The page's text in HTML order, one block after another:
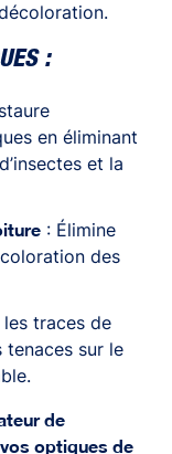
:
en éliminant
et la
: Élimine
des
les traces de
tenaces sur le
de
optiques de